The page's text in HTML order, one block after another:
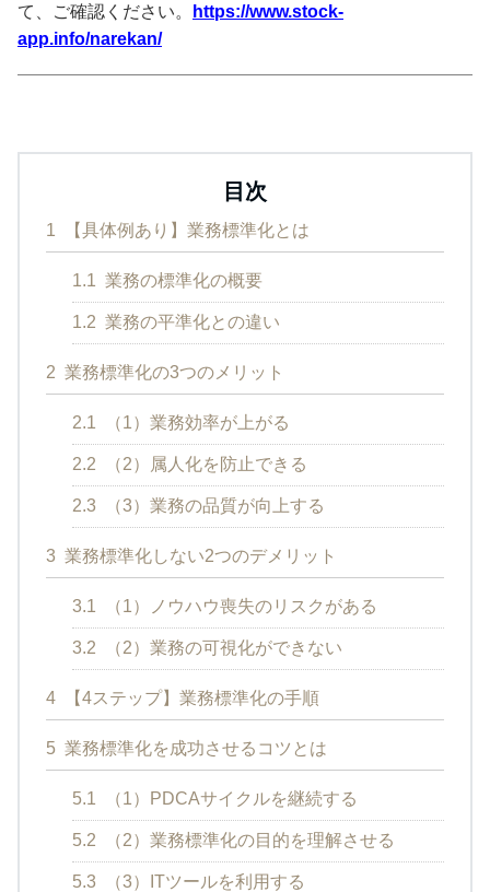
て、ご確認ください。
https://www.stock-
app.info/narekan/
目次
1 【具体例あり】業務標準化とは
1.1 業務の標準化の概要
1.2 業務の平準化との違い
2 業務標準化の3つのメリット
2.1 （1）業務効率が上がる
2.2 （2）属人化を防止できる
2.3 （3）業務の品質が向上する
3 業務標準化しない2つのデメリット
3.1 （1）ノウハウ喪失のリスクがある
3.2 （2）業務の可視化ができない
4 【4ステップ】業務標準化の手順
5 業務標準化を成功させるコツとは
5.1 （1）PDCAサイクルを継続する
5.2 （2）業務標準化の目的を理解させる
5.3 （3）ITツールを利用する